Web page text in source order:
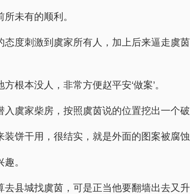
未有的顺利。
度刺激到虞家所有人，加上后来逼走虞
根本没人，非常方便赵平安‘做案’。
虞家柴房，按照虞茵说的位置挖出一个破
饼干用，很结实，就是外面的图案被腐
。
县城找虞茵，可是正当他要翻墙出去又升